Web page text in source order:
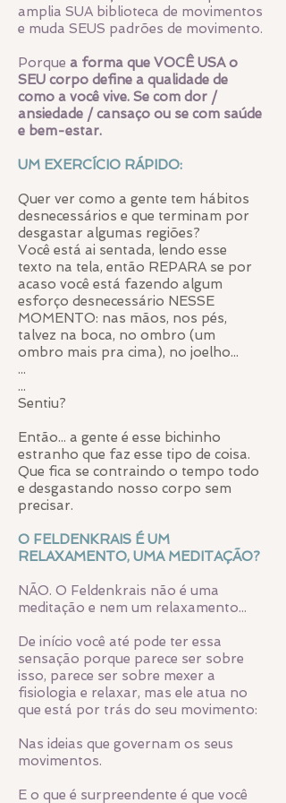
amplia SUA biblioteca de movimentos
e muda SEUS padrões de movimento.
Porque a forma que VOCÊ USA o
SEU corpo define a qualidade de
como a você vive. Se com dor /
ansiedade / cansaço ou se com saúde
e bem-estar.
UM EXERCÍCIO RÁPIDO:
Quer ver como a gente tem hábitos
desnecessários e que terminam por
desgastar algumas regiões?
Você está ai sentada, lendo esse
texto na tela, então REPARA se por
acaso você está fazendo algum
esforço desnecessário NESSE
MOMENTO: nas mãos, nos pés,
talvez na boca, no ombro (um
ombro mais pra cima), no joelho...
...
...
Sentiu?
Então... a gente é esse bichinho
estranho que faz esse tipo de coisa.
Que fica se contraindo o tempo todo
e desgastando nosso corpo sem
precisar.
O FELDENKRAIS É UM
RELAXAMENTO, UMA MEDITAÇÃO?
NÃO. O Feldenkrais não é uma
meditação e nem um relaxamento...
De início você até pode ter essa
sensação porque parece ser sobre
isso, parece ser sobre mexer a
fisiologia e relaxar, mas ele atua no
que está por trás do seu movimento:
Nas ideias que governam os seus
movimentos.
E o que é surpreendente é que você